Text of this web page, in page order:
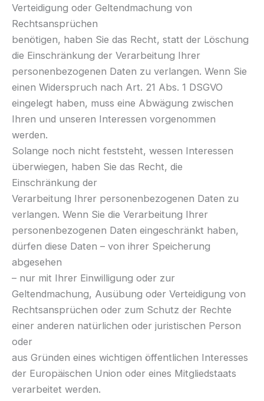
Verteidigung oder Geltendmachung von
Rechtsansprüchen
benötigen, haben Sie das Recht, statt der Löschung
die Einschränkung der Verarbeitung Ihrer
personenbezogenen Daten zu verlangen. Wenn Sie
einen Widerspruch nach Art. 21 Abs. 1 DSGVO
eingelegt haben, muss eine Abwägung zwischen
Ihren und unseren Interessen vorgenommen
werden.
Solange noch nicht feststeht, wessen Interessen
überwiegen, haben Sie das Recht, die
Einschränkung der
Verarbeitung Ihrer personenbezogenen Daten zu
verlangen. Wenn Sie die Verarbeitung Ihrer
personenbezogenen Daten eingeschränkt haben,
dürfen diese Daten – von ihrer Speicherung
abgesehen
– nur mit Ihrer Einwilligung oder zur
Geltendmachung, Ausübung oder Verteidigung von
Rechtsansprüchen oder zum Schutz der Rechte
einer anderen natürlichen oder juristischen Person
oder
aus Gründen eines wichtigen öffentlichen Interesses
der Europäischen Union oder eines Mitgliedstaats
verarbeitet werden.